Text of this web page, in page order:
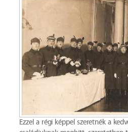
Ezzel a régi képpel szeretnék a